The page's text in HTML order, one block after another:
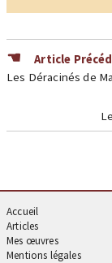
Article
Les Déracinés de
Accueil
Articles
Mes œuvres
Mentions légales